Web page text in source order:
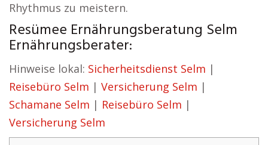
Rhythmus zu meistern.
Resümee Ernährungsberatung Selm
Ernährungsberater:
Hinweise lokal: Sicherheitsdienst Selm |
Reisebüro Selm | Versicherung Selm |
Schamane Selm | Reisebüro Selm |
Versicherung Selm